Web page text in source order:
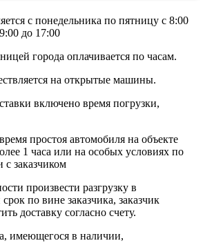
c понедельника по пятницу с 8:00
до 17:00
города оплачивается по часам.
на открытые машины.
включено время погрузки,
простоя автомобиля на объекте
1 часа или на особых условиях по
с заказчиком
произвести разгрузку в
по вине заказчика, заказчик
доставку согласно счету.
имеющегося в наличии,